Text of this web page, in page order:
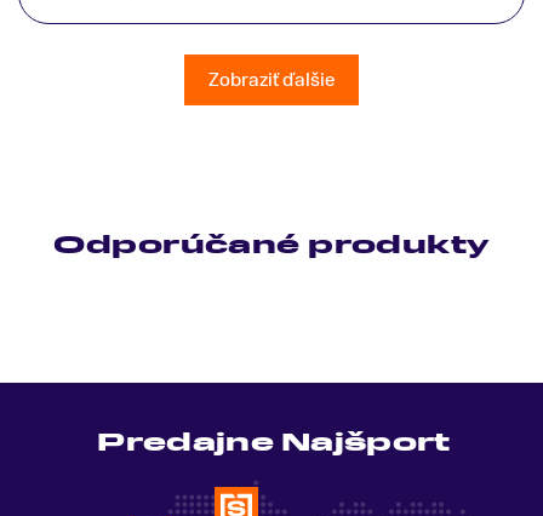
Ešte raz ďakujem.Zobraziť ďalšie
Odporúčané produkty
Predajne Najšport